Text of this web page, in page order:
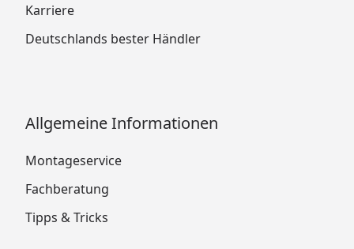
Karriere
Deutschlands bester Händler
Allgemeine Informationen
Montageservice
Fachberatung
Tipps & Tricks